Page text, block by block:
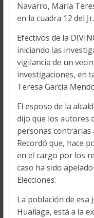
Navarro, María
en la cuadra 12 del
Efectivos de la
iniciando las
vigilancia de un
investigaciones, en
Teresa García
El esposo de la
dijo que los autores
personas contrarias
Recordó que, hace
en el cargo por los
caso ha sido
Elecciones.
La población de esa
Huallaga, está a la